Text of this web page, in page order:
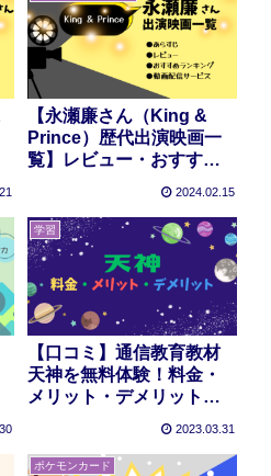
【永瀬廉さん（King &
Prince）歴代出演映画一
覧】レビュー・おすすめ
2024.02.15
学習
【口コミ】通信教育教材
天神を無料体験！料金・
メリット・デメリットを
2023.03.31
ポケモンカード